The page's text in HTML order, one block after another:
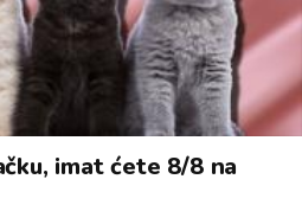
imat ćete 8/8 na